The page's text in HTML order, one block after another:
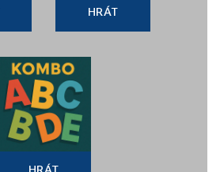
HRÁT
HRÁT